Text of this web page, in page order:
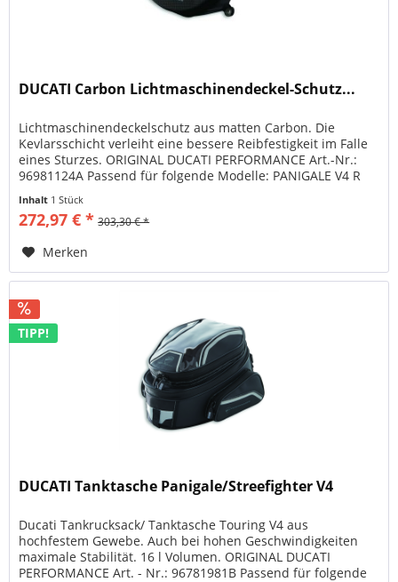
DUCATI Carbon Lichtmaschinendeckel-Schutz...
Lichtmaschinendeckelschutz aus matten Carbon. Die
Kevlarsschicht verleiht eine bessere Reibfestigkeit im Falle
eines Sturzes. ORIGINAL DUCATI PERFORMANCE Art.-Nr.:
96981124A Passend für folgende Modelle: PANIGALE V4 R
Inhalt 1 Stück
272,97 € * 303,30 € *
Merken
TIPP!
DUCATI Tanktasche Panigale/Streefighter V4
Ducati Tankrucksack/ Tanktasche Touring V4 aus
hochfestem Gewebe. Auch bei hohen Geschwindigkeiten
maximale Stabilität. 16 l Volumen. ORIGINAL DUCATI
PERFORMANCE Art. - Nr.: 96781981B Passend für folgende